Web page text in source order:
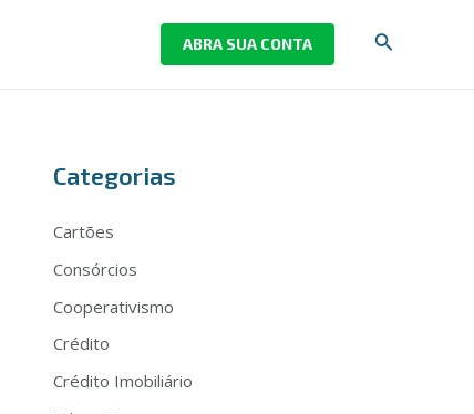
ABRA SUA CONTA Pesquisar
Categorias
Cartões
Consórcios
Cooperativismo
Crédito
Crédito Imobiliário